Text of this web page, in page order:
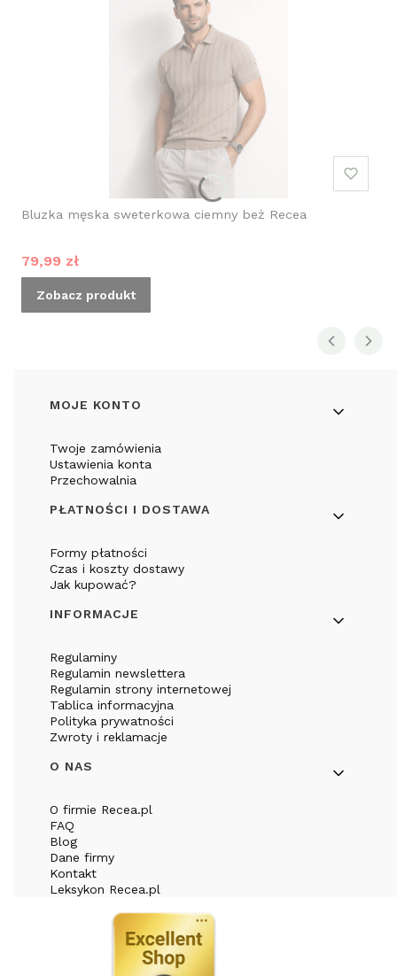
Bluzka męska sweterkowa ciemny beż Recea
Cena promocyjna
79,99 zł
Zobacz produkt
Linki w stopce
MOJE KONTO
Twoje zamówienia
Ustawienia konta
Przechowalnia
PŁATNOŚCI I DOSTAWA
Formy płatności
Czas i koszty dostawy
Jak kupować?
INFORMACJE
Regulaminy
Regulamin newslettera
Regulamin strony internetowej
Tablica informacyjna
Polityka prywatności
Zwroty i reklamacje
O NAS
O firmie Recea.pl
FAQ
Blog
Dane firmy
Kontakt
Leksykon Recea.pl